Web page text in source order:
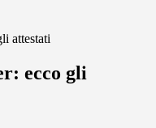
attestati
ecco gli